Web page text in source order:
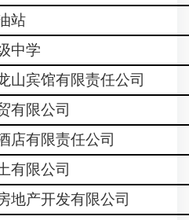
站
中学
山宾馆有限责任公司
有限公司
店有限责任公司
有限公司
地产开发有限公司